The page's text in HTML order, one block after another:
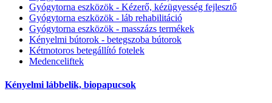
Gyógytorna eszközök - Kézerő, kézügyesség fejlesztő
Gyógytorna eszközök - láb rehabilitáció
Gyógytorna eszközök - masszázs termékek
Kényelmi bútorok - betegszoba bútorok
Kétmotoros betegállító fotelek
Medenceliftek
Kényelmi lábbelik, biopapucsok